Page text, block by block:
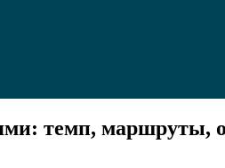
темп, маршруты,